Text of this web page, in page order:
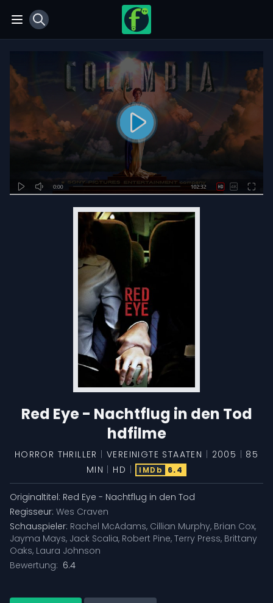
Open main menu
View notifications
Red Eye - Nachtflug in den Tod
hdfilme
HORROR THRILLER | VEREINIGTE STAATEN | 2005 | 85
MIN | HD | IMDb 6.4
Originaltitel: Red Eye - Nachtflug in den Tod
Regisseur: Wes Craven
Schauspieler: Rachel McAdams, Cillian Murphy, Brian Cox,
Jayma Mays, Jack Scalia, Robert Pine, Terry Press, Brittany
Oaks, Laura Johnson
Bewertung: 6.4